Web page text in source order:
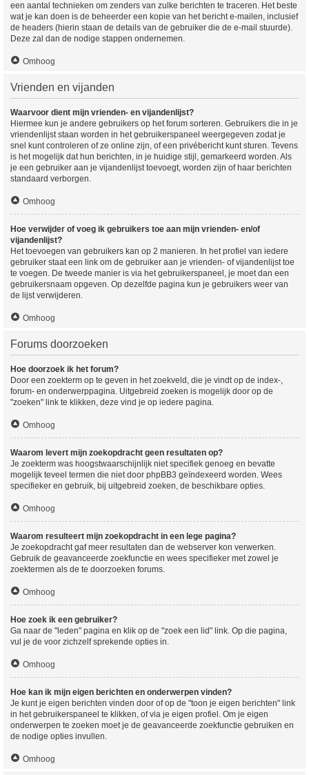
een aantal technieken om zenders van zulke berichten te traceren. Het beste
wat je kan doen is de beheerder een kopie van het bericht e-mailen, inclusief
de headers (hierin staan de details van de gebruiker die de e-mail stuurde).
Deze zal dan de nodige stappen ondernemen.
Omhoog
Vrienden en vijanden
Waarvoor dient mijn vrienden- en vijandenlijst?
Hiermee kun je andere gebruikers op het forum sorteren. Gebruikers die in je
vriendenlijst staan worden in het gebruikerspaneel weergegeven zodat je
snel kunt controleren of ze online zijn, of een privébericht kunt sturen. Tevens
is het mogelijk dat hun berichten, in je huidige stijl, gemarkeerd worden. Als
je een gebruiker aan je vijandenlijst toevoegt, worden zijn of haar berichten
standaard verborgen.
Omhoog
Hoe verwijder of voeg ik gebruikers toe aan mijn vrienden- en/of
vijandenlijst?
Het toevoegen van gebruikers kan op 2 manieren. In het profiel van iedere
gebruiker staat een link om de gebruiker aan je vrienden- of vijandenlijst toe
te voegen. De tweede manier is via het gebruikerspaneel, je moet dan een
gebruikersnaam opgeven. Op dezelfde pagina kun je gebruikers weer van
de lijst verwijderen.
Omhoog
Forums doorzoeken
Hoe doorzoek ik het forum?
Door een zoekterm op te geven in het zoekveld, die je vindt op de index-,
forum- en onderwerppagina. Uitgebreid zoeken is mogelijk door op de
"zoeken" link te klikken, deze vind je op iedere pagina.
Omhoog
Waarom levert mijn zoekopdracht geen resultaten op?
Je zoekterm was hoogstwaarschijnlijk niet specifiek genoeg en bevatte
mogelijk teveel termen die niet door phpBB3 geïndexeerd worden. Wees
specifieker en gebruik, bij uitgebreid zoeken, de beschikbare opties.
Omhoog
Waarom resulteert mijn zoekopdracht in een lege pagina?
Je zoekopdracht gaf meer resultaten dan de webserver kon verwerken.
Gebruik de geavanceerde zoekfunctie en wees specifieker met zowel je
zoektermen als de te doorzoeken forums.
Omhoog
Hoe zoek ik een gebruiker?
Ga naar de "leden" pagina en klik op de "zoek een lid" link. Op die pagina,
vul je de voor zichzelf sprekende opties in.
Omhoog
Hoe kan ik mijn eigen berichten en onderwerpen vinden?
Je kunt je eigen berichten vinden door of op de "toon je eigen berichten" link
in het gebruikerspaneel te klikken, of via je eigen profiel. Om je eigen
onderwerpen te zoeken moet je de geavanceerde zoekfunctie gebruiken en
de nodige opties invullen.
Omhoog